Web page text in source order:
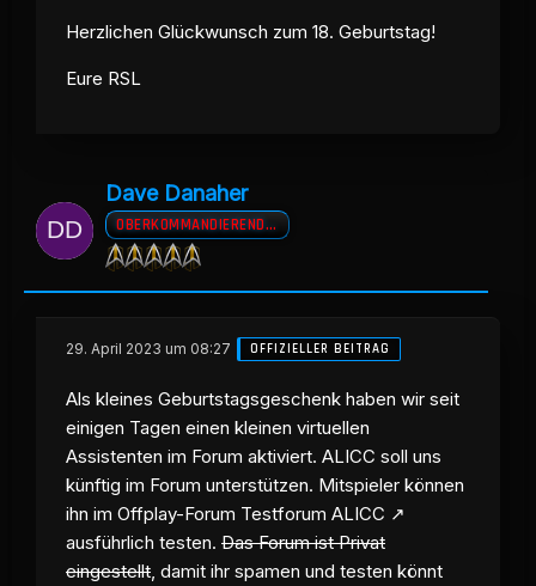
Herzlichen Glückwunsch zum 18. Geburtstag!
Eure RSL
Dave Danaher
OBERKOMMANDIERENDER A.D
29. April 2023 um 08:27 OFFIZIELLER BEITRAG
Als kleines Geburtstagsgeschenk haben wir seit
einigen Tagen einen kleinen virtuellen
Assistenten im Forum aktiviert. ALICC soll uns
künftig im Forum unterstützen. Mitspieler können
ihn im Offplay-Forum Testforum ALICC
ausführlich testen. Das Forum ist Privat
eingestellt, damit ihr spamen und testen könnt